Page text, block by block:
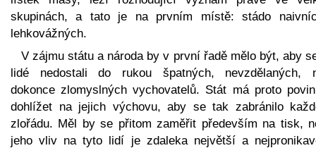
skupinách, a tato je na prvním místě: stádo
lehkovážných.
V zájmu státu a národa by v první řadě mělo být, aby
lidé nedostali do rukou špatných, nevzdělaných,
dokonce zlomyslných vychovatelů. Stát má proto
dohlížet na jejich výchovu, aby se tak zabránilo
zlořádu. Měl by se přitom zaměřit především na tisk,
jeho vliv na tyto lidí je zdaleka největší a